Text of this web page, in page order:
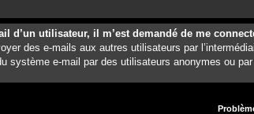
d’un utilisateur, il m’est demandé de me
des e-mails aux autres utilisateurs par
système e-mail par des utilisateurs anonymes ou